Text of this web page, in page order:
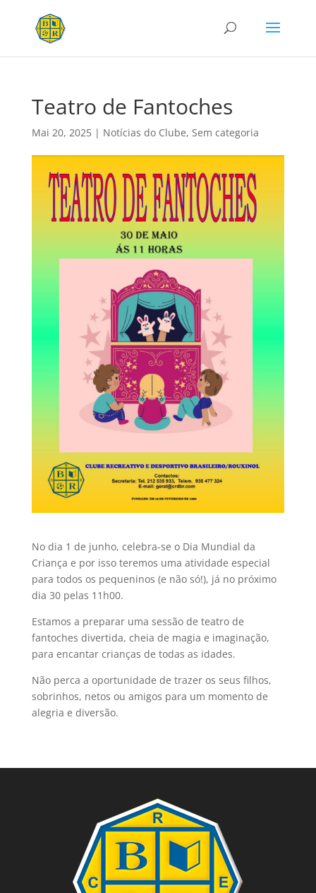
Teatro de Fantoches
Mai 20, 2025| Notícias do Clube, Sem categoria
No dia 1 de junho, celebra-se o Dia Mundial da
Criança e por isso teremos uma atividade especial
para todos os pequeninos (e não só!), já no próximo
dia 30 pelas 11h00.
Estamos a preparar uma sessão de teatro de
fantoches divertida, cheia de magia e imaginação,
para encantar crianças de todas as idades.
Não perca a oportunidade de trazer os seus filhos,
sobrinhos, netos ou amigos para um momento de
alegria e diversão.